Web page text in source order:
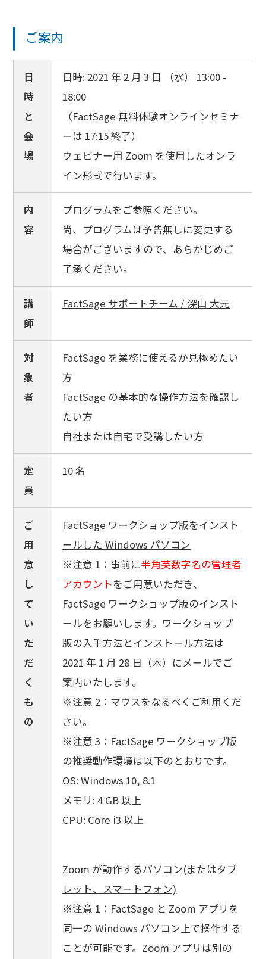
ご案内
日
時
と
会
場
日時: 2021 年 2 月 3 日 （水） 13:00 -
18:00
（FactSage 無料体験オンラインセミナ
ーは 17:15 終了）
ウェビナー用 Zoom を使用したオンラ
イン形式で行います。
内
容
プログラムをご参照ください。
尚、プログラムは予告無しに変更する
場合がございますので、あらかじめご
了承ください。
講
師
FactSage サポートチーム / 深山 大元
対
象
者
FactSage を業務に使えるか見極めたい
方
FactSage の基本的な操作方法を確認し
たい方
自社または自宅で受講したい方
定
員
10 名
ご
用
意
し
て
い
た
だ
く
も
の
FactSage ワークショップ版をインスト
ールした Windows パソコン
※注意 1：事前に半角英数字名の管理者
アカウントをご用意いただき、
FactSage ワークショップ版のインスト
ールをお願いします。ワークショップ
版の入手方法とインストール方法は
2021 年 1 月 28 日（木）にメールでご
案内いたします。
※注意 2：マウスをなるべくご利用くだ
さい。
※注意 3：FactSage ワークショップ版
の推奨動作環境は以下のとおりです。
OS: Windows 10, 8.1
メモリ: 4 GB 以上
CPU: Core i3 以上
Zoom が動作するパソコン(またはタブ
レット、スマートフォン)
※注意 1：FactSage と Zoom アプリを
同一の Windows パソコン上で操作する
ことが可能です。Zoom アプリは別の